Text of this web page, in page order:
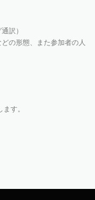
訳）
の形態、また参加者の人
す。